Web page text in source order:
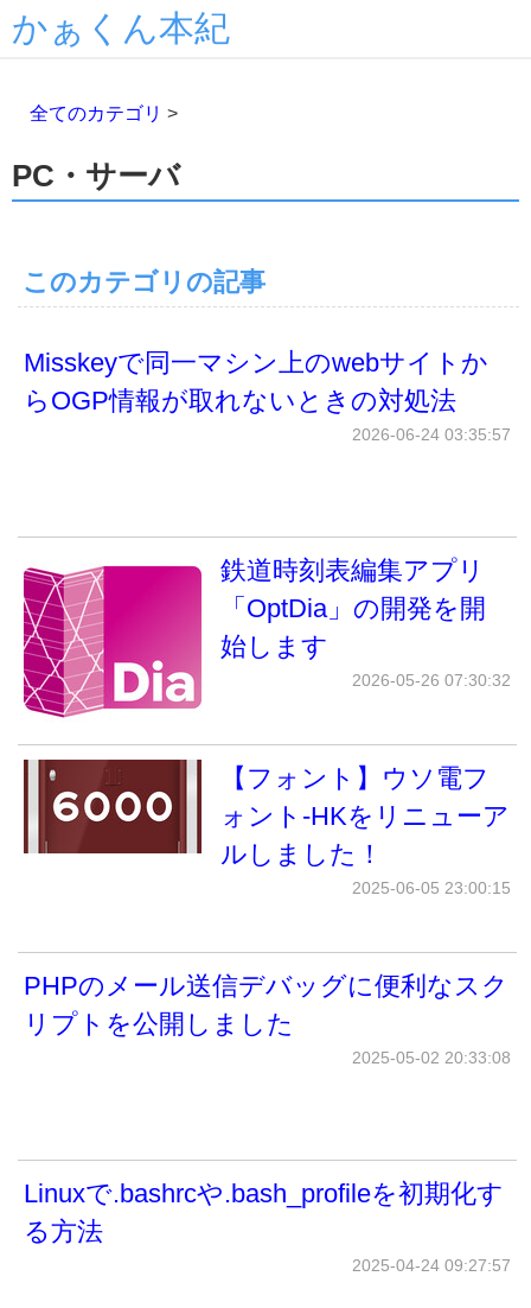
かぁくん本紀
全てのカテゴリ >
PC・サーバ
このカテゴリの記事
Misskeyで同一マシン上のwebサイトか
らOGP情報が取れないときの対処法
2026-06-24 03:35:57
鉄道時刻表編集アプリ
「OptDia」の開発を開
始します
2026-05-26 07:30:32
【フォント】ウソ電フ
ォント-HKをリニューア
ルしました！
2025-06-05 23:00:15
PHPのメール送信デバッグに便利なスク
リプトを公開しました
2025-05-02 20:33:08
Linuxで.bashrcや.bash_profileを初期化す
る方法
2025-04-24 09:27:57